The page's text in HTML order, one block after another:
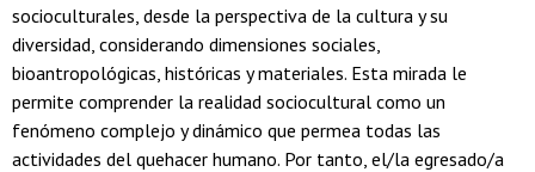
socioculturales, desde la perspectiva de la cultura y su
diversidad, considerando dimensiones sociales,
bioantropológicas, históricas y materiales. Esta mirada le
permite comprender la realidad sociocultural como un
fenómeno complejo y dinámico que permea todas las
actividades del quehacer humano. Por tanto, el/la egresado/a